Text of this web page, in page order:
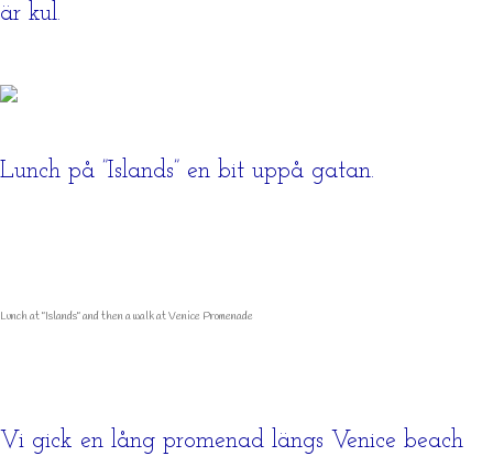
är kul.
Lunch på ”Islands” en bit uppå gatan.
Lunch at ”Islands” and then a walk at Venice Promenade
Vi gick en lång promenad längs Venice beach